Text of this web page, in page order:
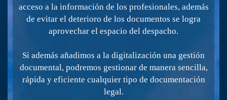
acceso a la información de los profesionales, además
de evitar el deterioro de los documentos se logra
aprovechar el espacio del despacho.
Si además añadimos a la digitalización una gestión
documental, podremos gestionar de manera sencilla,
rápida y eficiente cualquier tipo de documentación
legal.